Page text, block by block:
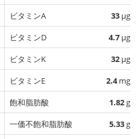
ビタミンA
33 µg
ビタミンD
4.7 µg
ビタミンK
32 µg
ビタミンE
2.4mg
飽和脂肪酸
1.82g
一価不飽和脂肪酸
5.33g